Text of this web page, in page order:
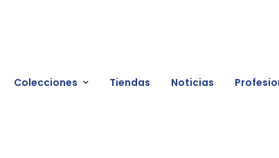
Colecciones Tiendas Noticias